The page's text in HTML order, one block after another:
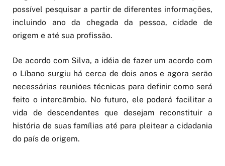
possível pesquisar a partir de diferentes informações,
incluindo ano da chegada da pessoa, cidade de
origem e até sua profissão.
De acordo com Silva, a idéia de fazer um acordo com
o Líbano surgiu há cerca de dois anos e agora serão
necessárias reuniões técnicas para definir como será
feito o intercâmbio. No futuro, ele poderá facilitar a
vida de descendentes que desejam reconstituir a
história de suas famílias até para pleitear a cidadania
do país de origem.